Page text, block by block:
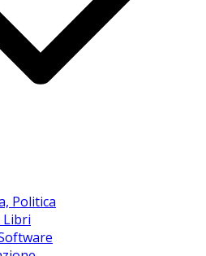
Politica
Libri